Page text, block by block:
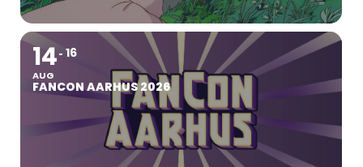
14
AUG
16
FANCON AARHUS 2026